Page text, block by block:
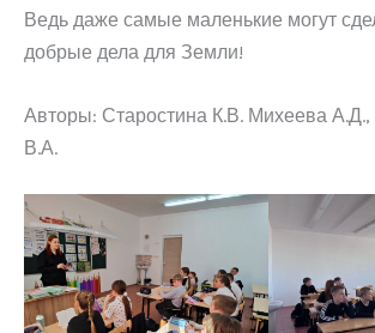
Ведь даже самые маленькие могут
добрые дела для Земли!
Авторы: Старостина К.В. Михеева А.Д.,
В.А.